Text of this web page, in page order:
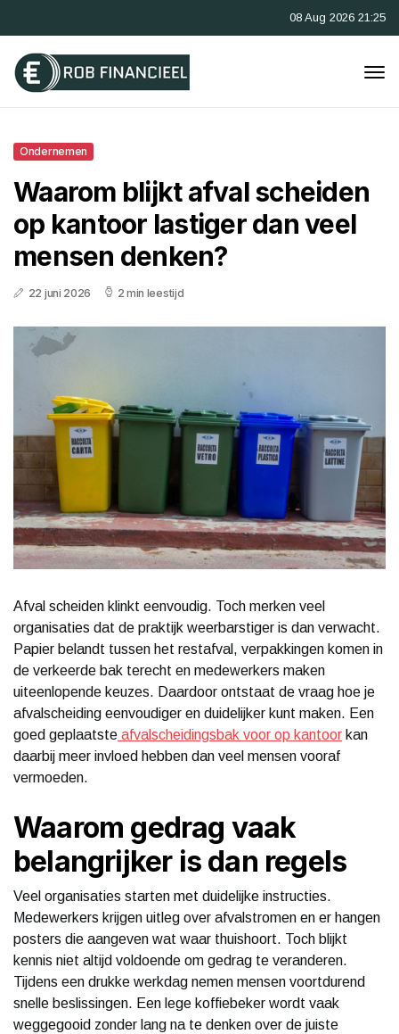
08 Aug 2026 21:25
Ondernemen
Waarom blijkt afval scheiden
op kantoor lastiger dan veel
mensen denken?
22 juni 2026 2 min leestijd
Afval scheiden klinkt eenvoudig. Toch merken veel
organisaties dat de praktijk weerbarstiger is dan verwacht.
Papier belandt tussen het restafval, verpakkingen komen in
de verkeerde bak terecht en medewerkers maken
uiteenlopende keuzes. Daardoor ontstaat de vraag hoe je
afvalscheiding eenvoudiger en duidelijker kunt maken. Een
goed geplaatste afvalscheidingsbak voor op kantoor kan
daarbij meer invloed hebben dan veel mensen vooraf
vermoeden.
Waarom gedrag vaak
belangrijker is dan regels
Veel organisaties starten met duidelijke instructies.
Medewerkers krijgen uitleg over afvalstromen en er hangen
posters die aangeven wat waar thuishoort. Toch blijkt
kennis niet altijd voldoende om gedrag te veranderen.
Tijdens een drukke werkdag nemen mensen voortdurend
snelle beslissingen. Een lege koffiebeker wordt vaak
weggegooid zonder lang na te denken over de juiste